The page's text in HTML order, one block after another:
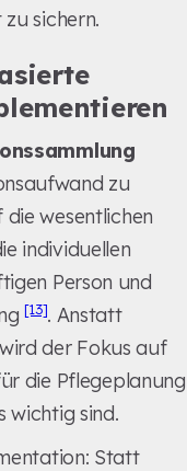
sichern.
zu
die wesentlichen
individuellen
Person und
[13]. Anstatt
der Fokus auf
die Pflegeplanung
wichtig sind.
Statt